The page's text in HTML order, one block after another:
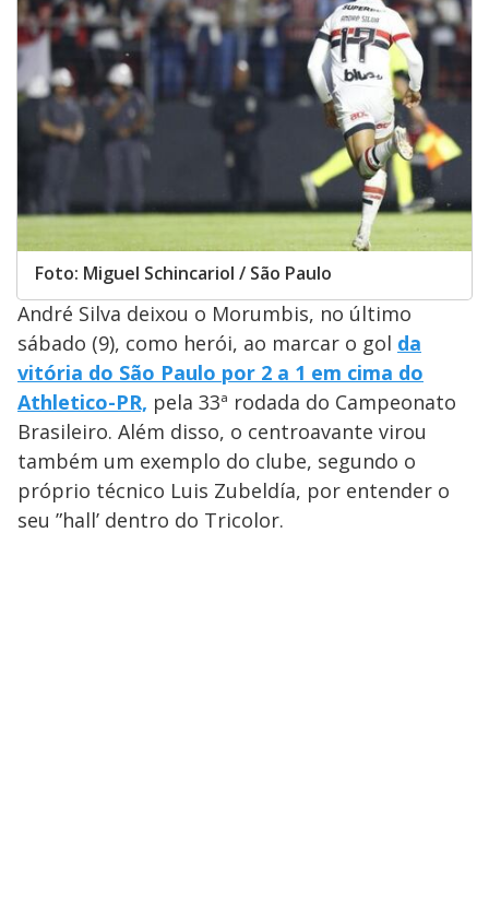
Foto: Miguel Schincariol / São Paulo
André Silva deixou o Morumbis, no último
sábado (9), como herói, ao marcar o gol da
vitória do São Paulo por 2 a 1 em cima do
Athletico-PR, pela 33ª rodada do Campeonato
Brasileiro. Além disso, o centroavante virou
também um exemplo do clube, segundo o
próprio técnico Luis Zubeldía, por entender o
seu ”hall’ dentro do Tricolor.